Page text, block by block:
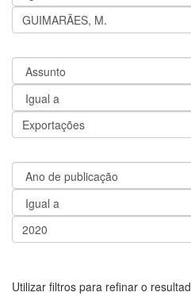
Utilizar filtros para refinar o